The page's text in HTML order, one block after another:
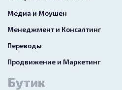
Медиа и Моушен
Менеджмент и Консалтинг
Переводы
Продвижение и Маркетинг
Бутик